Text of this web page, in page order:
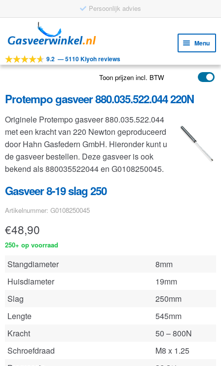
Persoonlijk advies
door
navigatie
naar
inhoud
Menu
Tools
Toepassingen
Klantenservice
FAQ
9.2 —5110 Kiyoh reviews
Toon prijzen incl. BTW
Protempo gasveer 880.035.522.044 220N
Originele Protempo gasveer 880.035.522.044
met een kracht van 220 Newton geproduceerd
door Hahn Gasfedern GmbH. Hieronder kunt u
de gasveer bestellen. Deze gasveer is ook
bekend als 880035522044 en G0108250045.
Gasveer 8-19 slag 250
Artikelnummer: G0108250045
€48,90
250+ op voorraad
Stangdiameter
8mm
Huisdiameter
19mm
Slag
250mm
Lengte
545mm
Kracht
50 – 800N
Schroefdraad
M8 x 1.25